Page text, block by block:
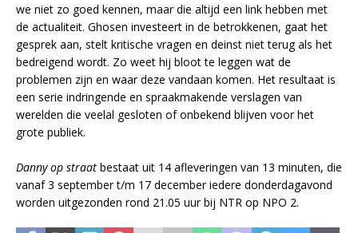
we niet zo goed kennen, maar die altijd een link hebben met
de actualiteit. Ghosen investeert in de betrokkenen, gaat het
gesprek aan, stelt kritische vragen en deinst niet terug als het
bedreigend wordt. Zo weet hij bloot te leggen wat de
problemen zijn en waar deze vandaan komen. Het resultaat is
een serie indringende en spraakmakende verslagen van
werelden die veelal gesloten of onbekend blijven voor het
grote publiek.
Danny op straat bestaat uit 14 afleveringen van 13 minuten, die
vanaf 3 september t/m 17 december iedere donderdagavond
worden uitgezonden rond 21.05 uur bij NTR op NPO 2.